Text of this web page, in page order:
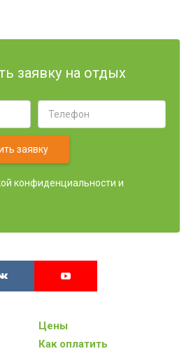
заявку на отдых
заявку
конфиденциальности и
Цены
Как оплатить